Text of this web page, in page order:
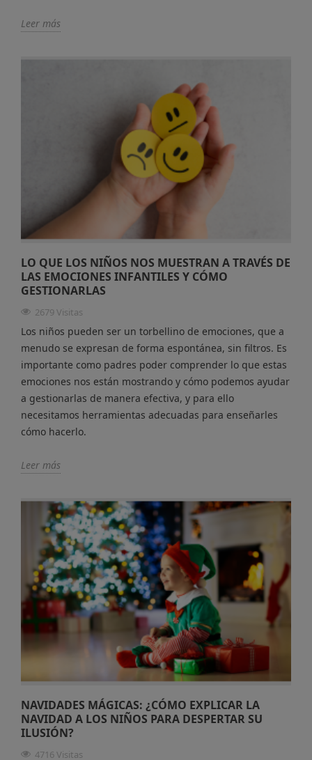
Leer más
LO QUE LOS NIÑOS NOS MUESTRAN A TRAVÉS DE
LAS EMOCIONES INFANTILES Y CÓMO
GESTIONARLAS
2679 Visitas
Los niños pueden ser un torbellino de emociones, que a
menudo se expresan de forma espontánea, sin filtros. Es
importante como padres poder comprender lo que estas
emociones nos están mostrando y cómo podemos ayudar
a gestionarlas de manera efectiva, y para ello
necesitamos herramientas adecuadas para enseñarles
cómo hacerlo.
Leer más
NAVIDADES MÁGICAS: ¿CÓMO EXPLICAR LA
NAVIDAD A LOS NIÑOS PARA DESPERTAR SU
ILUSIÓN?
4716 Visitas